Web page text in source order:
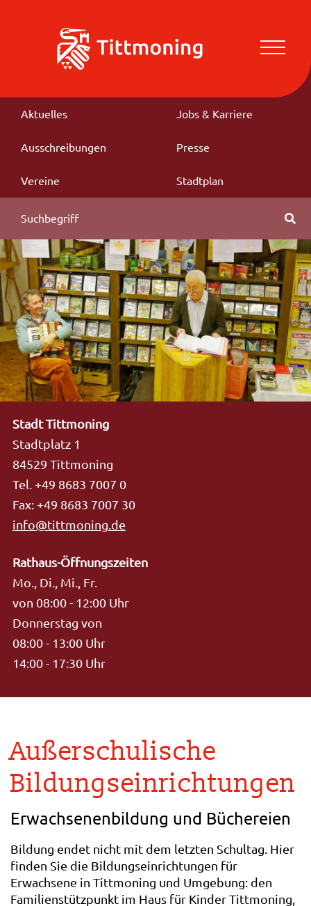
Aktuelles Jobs & Karriere
Ausschreibungen Presse
Vereine Stadtplan
Stadt Tittmoning
Stadtplatz 1
84529 Tittmoning
Tel. +49 8683 7007 0
Fax: +49 8683 7007 30
info@tittmoning.de
Rathaus-Öffnungszeiten
Mo., Di., Mi., Fr.
von 08:00 - 12:00 Uhr
Donnerstag von
08:00 - 13:00 Uhr
14:00 - 17:30 Uhr
Außerschulische
Bildungseinrichtungen
Erwachsenenbildung und Büchereien
Bildung endet nicht mit dem letzten Schultag. Hier
finden Sie die Bildungseinrichtungen für
Erwachsene in Tittmoning und Umgebung: den
Familienstützpunkt im Haus für Kinder Tittmoning,